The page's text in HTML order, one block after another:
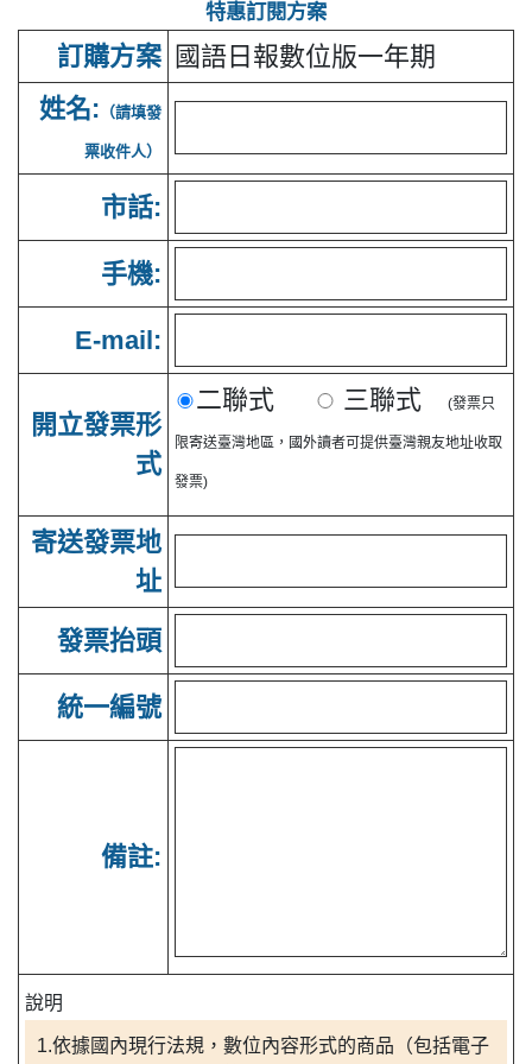
特惠訂閱方案
訂購方案 國語日報數位版一年期
姓名: （請填發
票收件人）
市話:
手機:
E-mail:
開立發票形
式
二聯式 三聯式 (發票只
限寄送臺灣地區，國外讀者可提供臺灣親友地址收取
發票)
寄送發票地
址
發票抬頭
統一編號
備註:
說明
1.依據國內現行法規，數位內容形式的商品（包括電子